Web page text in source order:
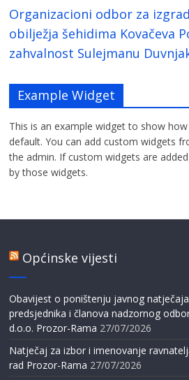
Organizacioni odbor za
obilježja šehidima Kovačeva
zahvalnost Sulejmanu
Example Widget
This is an example widget to show
default. You can add custom widgets
the admin. If custom widgets are
by those widgets.
Općinske vijesti
Obavijest o poništenju javnog
predsjednika i članova nadzornog
d.o.o. Prozor-Rama 27/07/2026
Natječaj za izbor i imenovanje
rad Prozor-Rama 27/07/2026